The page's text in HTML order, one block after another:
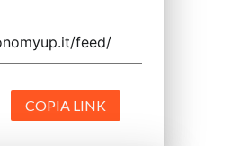
COPIA LINK